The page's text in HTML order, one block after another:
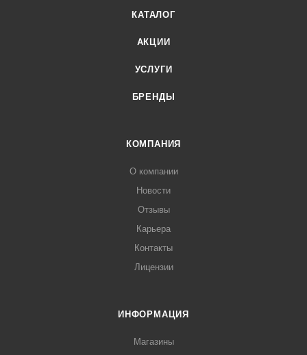
КАТАЛОГ
АКЦИИ
УСЛУГИ
БРЕНДЫ
КОМПАНИЯ
О компании
Новости
Отзывы
Карьера
Контакты
Лицензии
ИНФОРМАЦИЯ
Магазины